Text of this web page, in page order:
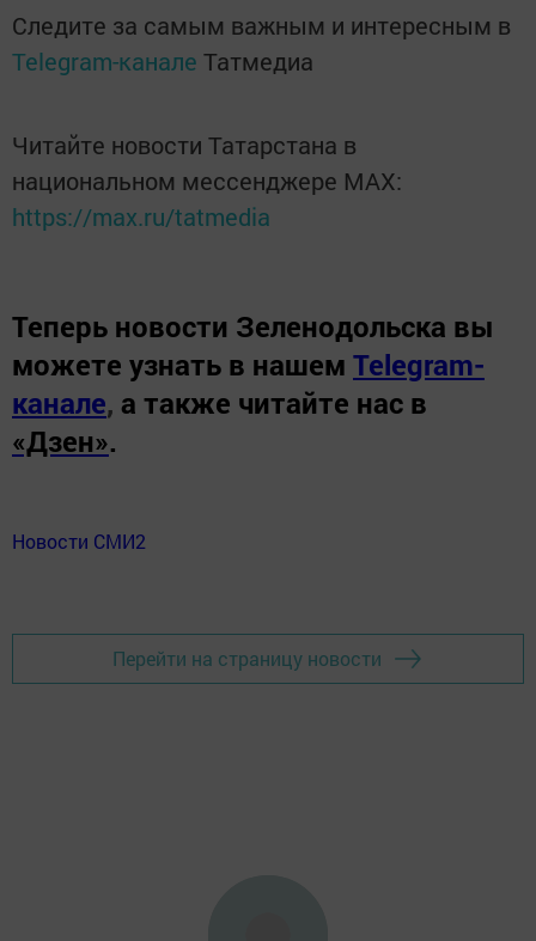
Следите за самым важным и интересным в
Telegram-канале Татмедиа
Читайте новости Татарстана в
национальном мессенджере MАХ:
https://max.ru/tatmedia
Теперь новости Зеленодольска вы
можете узнать в нашем Telegram-
канале, а также читайте нас в
«Дзен».
Новости СМИ2
Перейти на страницу новости